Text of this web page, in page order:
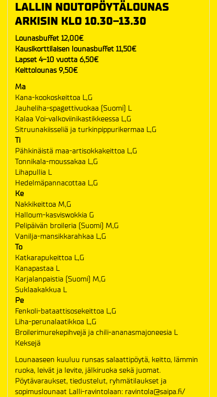
LALLIN NOUTOPÖYTÄLOUNAS
ARKISIN KLO 10.30–13.30
Lounasbuffet 12,00€
Kausikorttilaisen lounasbuffet 11,50€
Lapset 4-10 vuotta 6,50€
Keittolounas 9,50€
Ma
Kana-kookoskeittoa L,G
Jauheliha-spagettivuokaa (Suomi) L
Kalaa Voi-valkoviinikastikkeessa L,G
Sitruunakiisseliä ja turkinpippurikermaa L,G
Ti
Pähkinäistä maa-artisokkakeittoa L,G
Tonnikala-moussakaa L,G
Lihapullia L
Hedelmäpannacottaa L,G
Ke
Nakkikeittoa M,G
Halloum-kasviswokkia G
Pelipäivän broileria (Suomi) M,G
Vanilja-mansikkarahkaa L,G
To
Katkarapukeittoa L,G
Kanapastaa L
Karjalanpaistia (Suomi) M,G
Suklaakakkua L
Pe
Fenkoli-bataattisosekeittoa L,G
Liha-perunalaatikkoa L,G
Broilerimurekepihvejä ja chili-ananasmajoneesia L
Keksejä
Lounaaseen kuuluu runsas salaattipöytä, keitto, lämmin
ruoka, leivät ja levite, jälkiruoka sekä juomat.
Pöytävaraukset, tiedustelut, ryhmätilaukset ja
sopimuslounaat Lalli-ravintolaan: ravintola@saipa.fi/